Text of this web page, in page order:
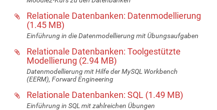
Relationale Datenbanken: Datenmodellierung
(1.45 MB)
Einführung in die Datenmodellierung mit Übungsaufgaben
Relationale Datenbanken: Toolgestützte
Modellierung (2.94 MB)
Datenmodellierung mit Hilfe der MySQL Workbench
(EERM), Forward Engineering
Relationale Datenbanken: SQL (1.49 MB)
Einführung in SQL mit zahlreichen Übungen